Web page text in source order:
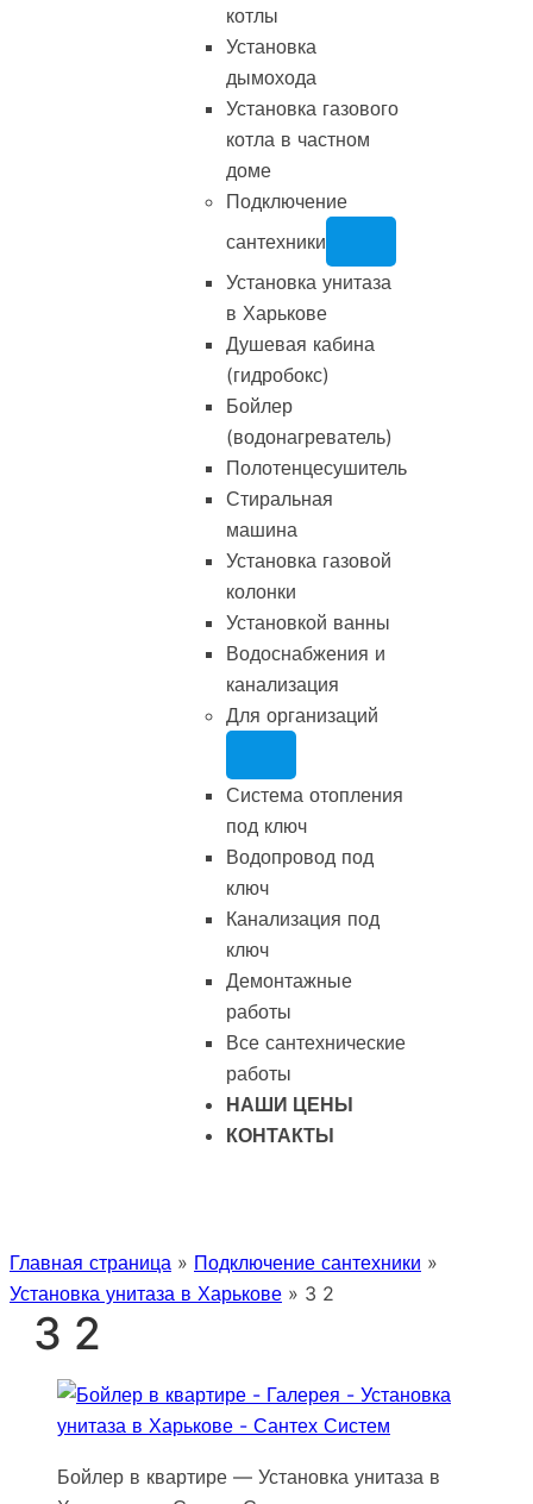
котлы
Установка
дымохода
Установка газового
котла в частном
доме
Подключение
сантехники
Установка унитаза
в Харькове
Душевая кабина
(гидробокс)
Бойлер
(водонагреватель)
Полотенцесушитель
Стиральная
машина
Установка газовой
колонки
Установкой ванны
Водоснабжения и
канализация
Для организаций
Система отопления
под ключ
Водопровод под
ключ
Канализация под
ключ
Демонтажные
работы
Все сантехнические
работы
НАШИ ЦЕНЫ
КОНТАКТЫ
Главная страница » Подключение сантехники »
Установка унитаза в Харькове » 3 2
3 2
Бойлер в квартире — Установка унитаза в